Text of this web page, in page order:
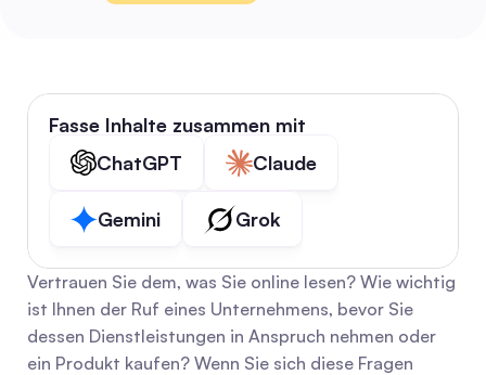
Fasse Inhalte zusammen mit
ChatGPT
Claude
Gemini Grok
Vertrauen Sie dem, was Sie online lesen? Wie wichtig
ist Ihnen der Ruf eines Unternehmens, bevor Sie
dessen Dienstleistungen in Anspruch nehmen oder
ein Produkt kaufen? Wenn Sie sich diese Fragen